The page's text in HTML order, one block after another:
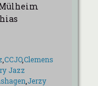
CCJO,Clemens
Jazz
Jerzy